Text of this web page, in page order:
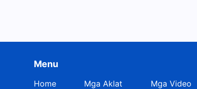
Menu
Home Mga Aklat Mga Video